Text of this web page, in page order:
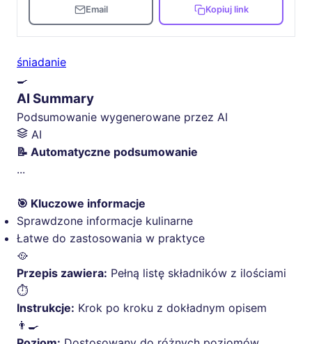
Email Kopiuj link
śniadanie
🍳
AI Summary
Podsumowanie wygenerowane przez AI
AI
📝 Automatyczne podsumowanie
...
🎯 Kluczowe informacje
Sprawdzone informacje kulinarne
Łatwe do zastosowania w praktyce
🥘
Przepis zawiera: Pełną listę składników z ilościami
⏱️
Instrukcje: Krok po kroku z dokładnym opisem
👨‍🍳